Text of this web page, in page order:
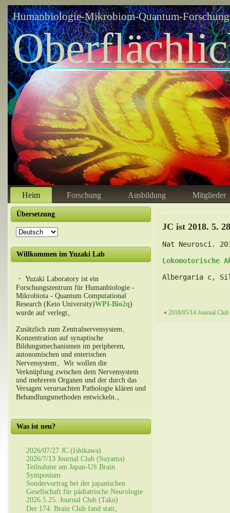
Humanbiologie-Mikrobiom-Quantum-
Heim Forschung Ausbildung Mitglieder
Übersetzung
Willkommen im Yuzaki Lab
・ Yuzaki Laboratory ist ein
Forschungszentrum für Humanbiologie -
Mikrobiota - Quantum Computational
Research (Keio University)WPI-Bio2q)
wurde auf verlegt。
Zusätzlich zum Zentralnervensystem、
Konzentration auf synaptische
Bildungsmechanismen im peripheren,
autonomischen und enterischen
Nervensystem、Wir wollen die
Verknüpfung zwischen dem Nervensystem
und mehreren Organen und der durch das
Versagen verursachten Pathologie klären und
Behandlungsmethoden entwickeln.。
Was ist neu?
2026/07/27 JC (Ishikawa)
2026/7/13 Journal Club (Suyama)
Teilnahme am Japan-US Brain
Symposium
Sondervortrag bei der japanischen
Gesellschaft für pädiatrische Neurologie
2026.5.25. Journal Club (Taku)
Der 174. Brain Club fand statt。
JC ist 2018. 5.
Nat Neurosci.
Albergaria c,
« 2018/05/14 Journal